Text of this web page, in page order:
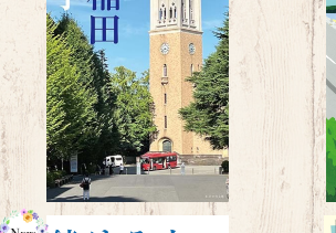
小説 早稲田大学
¥1,980